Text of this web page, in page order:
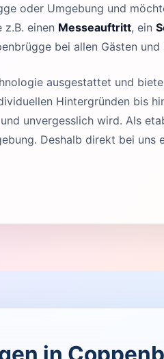
oder Umgebung und
z.B. einen Messeauftritt, ein
bei allen Gästen und
ausgestattet und
Hintergründen bis
unvergesslich wird. Als
Deshalb direkt bei uns